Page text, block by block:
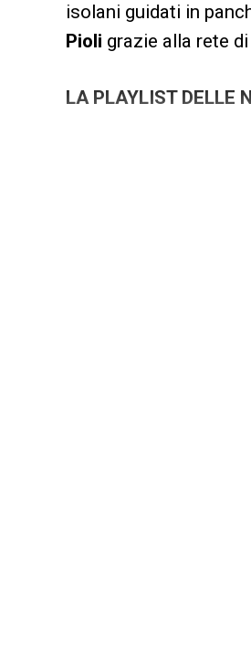
isolani guidati in
Pioli grazie alla rete di
LA PLAYLIST DELLE